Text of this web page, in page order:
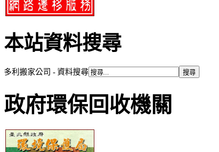
本站資料搜尋
多利搬家公司 - 資料搜尋
政府環保回收機關